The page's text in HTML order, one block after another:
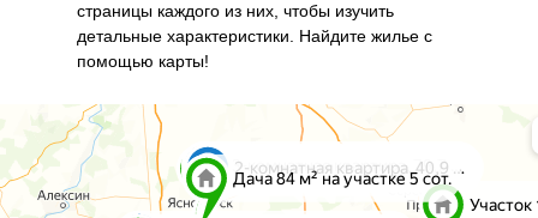
страницы каждого из них, чтобы изучить
детальные характеристики. Найдите жилье с
помощью карты!